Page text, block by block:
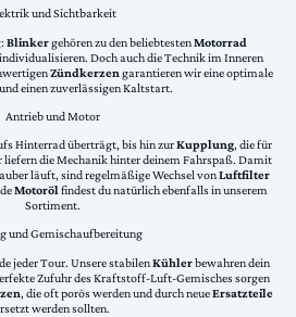
und Sichtbarkeit
Blinkergehören zu den beliebtestenMotorrad
Doch auch die Technik im Inneren
Zündkerzen garantieren wir eine optimale
einen zuverlässigen Kaltstart.
Antrieb und Motor
Hinterrad überträgt, bis hin zurKupplung, die für
liefern die Mechanik hinter deinem Fahrspaß. Damit
läuft, sind regelmäßige Wechsel vonLuftfilter
Motorölfindest du natürlich ebenfalls in unserem
Sortiment.
und Gemischaufbereitung
jeder Tour. Unsere stabilenKühlerbewahren dein
Zufuhr des Kraftstoff-Luft-Gemisches sorgen
, die oft porös werden und durch neueErsatzteile
werden sollten.